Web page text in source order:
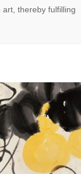
thereby fulfilling